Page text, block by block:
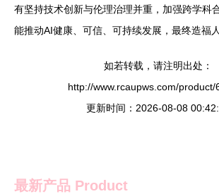
有坚持技术创新与伦理治理并重，加强跨学科
能推动AI健康、可信、可持续发展，最终造福人
如若转载，请注明出处：
http://www.rcaupws.com/product/
更新时间：2026-08-08
最新产品 Product